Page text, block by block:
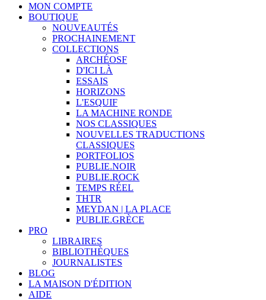
MON COMPTE
BOUTIQUE
NOUVEAUTÉS
PROCHAINEMENT
COLLECTIONS
ARCHÉOSF
D'ICI LÀ
ESSAIS
HORIZONS
L'ESQUIF
LA MACHINE RONDE
NOS CLASSIQUES
NOUVELLES TRADUCTIONS
CLASSIQUES
PORTFOLIOS
PUBLIE.NOIR
PUBLIE.ROCK
TEMPS RÉEL
THTR
MEYDAN | LA PLACE
PUBLIE.GRÈCE
PRO
LIBRAIRES
BIBLIOTHÈQUES
JOURNALISTES
BLOG
LA MAISON D'ÉDITION
AIDE